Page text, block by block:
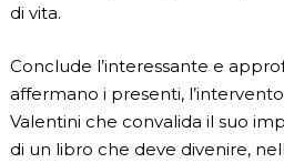
di vita.
Conclude l’interessante e
affermano i presenti,
Valentini che convalida il suo
di un libro che deve divenire,